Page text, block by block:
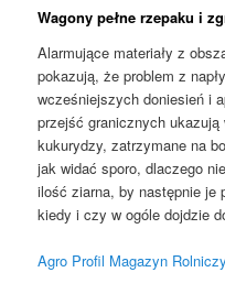
Wagony pełne rzepaku i
Alarmujące materiały z
pokazują, że problem z
wcześniejszych doniesień i
przejść granicznych ukazują
kukurydzy, zatrzymane na
jak widać sporo, dlaczego
ilość ziarna, by następnie je
kiedy i czy w ogóle dojdzie
Agro Profil Magazyn Rolniczy